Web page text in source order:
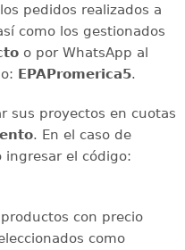
pedidos realizados a
como los gestionados
o por WhatsApp al
EPAPromerica5.
sus proyectos en cuotas
. En el caso de
ingresar el código:
con precio
como